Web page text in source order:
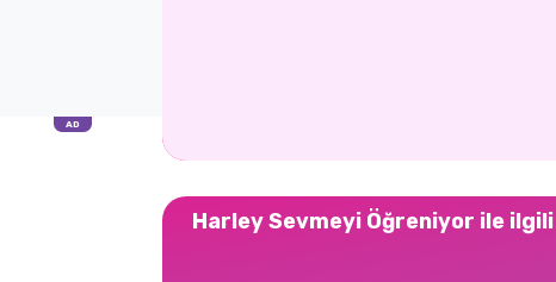
Harley Sevmeyi Öğreniyor ile